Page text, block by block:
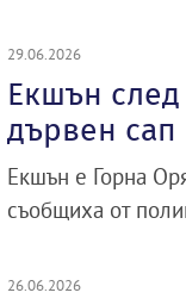
29.06.2026
Екшън
дървен
Екшън е Горна
съобщиха от
26.06.2026